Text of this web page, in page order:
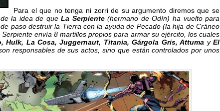
Para el que no tenga ni zorri de su argumento diremos que se
la idea de queLa Serpiente(hermano de Odín) ha vuelto para
paso destruir la Tierra con la ayuda de Pecado (la hija de Cráneo
envía 8 martillos propios para armar su ejército, los cuales
Hulk, La Cosa, Juggernaut, Titania, Gárgola Gris, Attuma yEl
responsables de sus actos, sino que están controlados por unos